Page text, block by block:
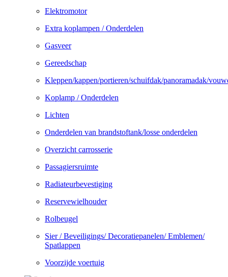
Elektromotor
Extra koplampen / Onderdelen
Gasveer
Gereedschap
Kleppen/kappen/portieren/schuifdak/panoramadak/
Koplamp / Onderdelen
Lichten
Onderdelen van brandstoftank/losse onderdelen
Overzicht carrosserie
Passagiersruimte
Radiateurbevestiging
Reservewielhouder
Rolbeugel
Sier / Beveiligings/ Decoratiepanelen/ Emblemen/
Spatlappen
Voorzijde voertuig